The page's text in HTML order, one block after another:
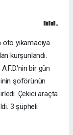
yıkamacıya
kurşunlandı.
bir gün
şoförünün
Çekici araçta
3 şüpheli